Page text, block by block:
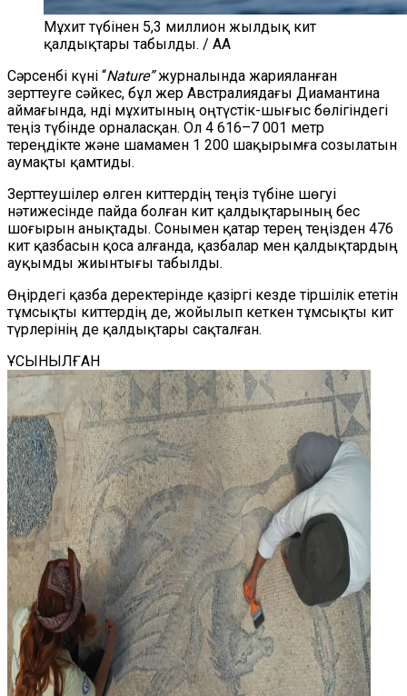
Мұхит түбінен 5,3 миллион жылдық кит
қалдықтары табылды. / AA
Сәрсенбі күні “Nature”журналында жарияланған
зерттеуге сәйкес, бұл жер Австралиядағы Диамантина
аймағында, Үнді мұхитының оңтүстік-шығыс бөлігіндегі
теңіз түбінде орналасқан. Ол 4 616–7 001 метр
тереңдікте және шамамен 1 200 шақырымға созылатын
аумақты қамтиды.
Зерттеушілер өлген киттердің теңіз түбіне шөгуі
нәтижесінде пайда болған кит қалдықтарының бес
шоғырын анықтады. Сонымен қатар терең теңізден 476
кит қазбасын қоса алғанда, қазбалар мен қалдықтардың
ауқымды жиынтығы табылды.
Өңірдегі қазба деректерінде қазіргі кезде тіршілік ететін
тұмсықты киттердің де, жойылып кеткен тұмсықты кит
түрлерінің де қалдықтары сақталған.
ҰСЫНЫЛҒАН